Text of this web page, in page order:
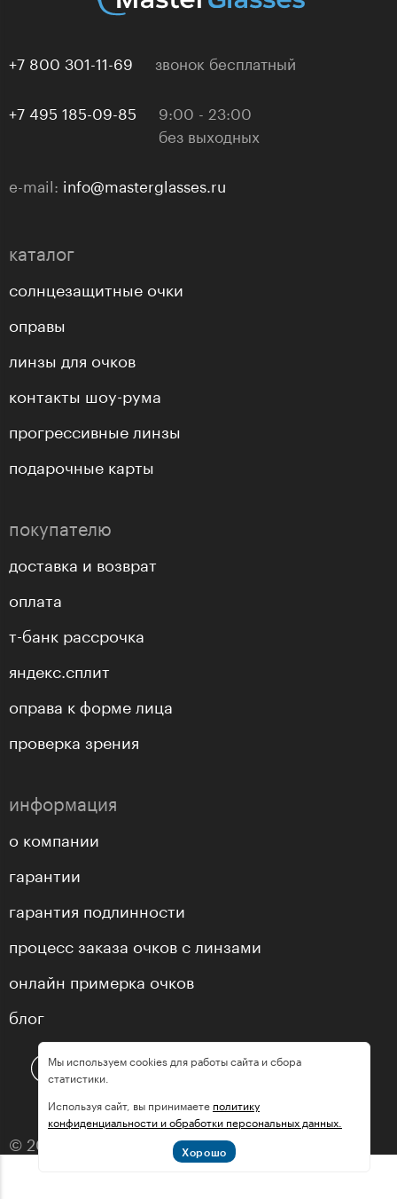
+7 800 301-11-69 звонок бесплатный
+7 495 185-09-85
9:00 - 23:00
без выходных
e-mail: info@masterglasses.ru
каталог
солнцезащитные очки
оправы
линзы для очков
контакты шоу-рума
прогрессивные линзы
подарочные карты
покупателю
доставка и возврат
оплата
т-банк рассрочка
яндекс.сплит
оправа к форме лица
проверка зрения
информация
о компании
гарантии
гарантия подлинности
процесс заказа очков с линзами
онлайн примерка очков
блог
© 2013—2026 оптика «МастерГлассес»
Мы используем cookies для работы сайта и сбора
статистики.
Используя сайт, вы принимаете политику
конфиденциальности и обработки персональных данных.
Хорошо